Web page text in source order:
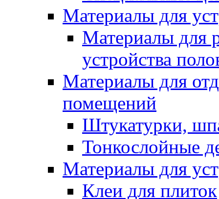
Материалы для
Материалы для
устройства
Материалы для
помещений
Штукатурки,
Тонкослойные
Материалы для
Клеи для плиток